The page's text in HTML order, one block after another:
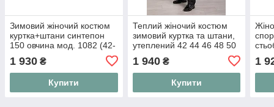
Зимовий жіночий костюм
куртка+штани синтепон
150 овчина мод. 1082 (42-
1 930 ₴
Купити
Теплий жіночий костюм
зимовий куртка та штани,
утеплений 42 44 46 48 50
1 940₴
Купити
1